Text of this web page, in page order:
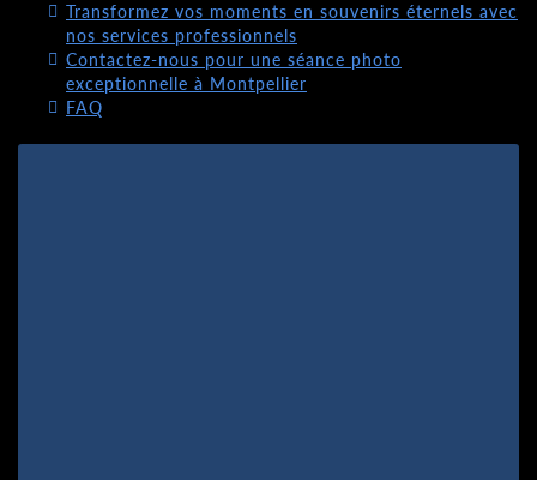
Transformez vos moments en souvenirs éternels avec
nos services professionnels
Contactez-nous pour une séance photo
exceptionnelle à Montpellier
FAQ